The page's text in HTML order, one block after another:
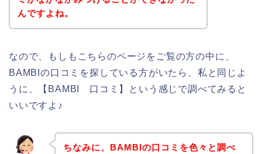
んですよね。
なので、もしもこちらのページをご覧の方の中に、
BAMBIの口コミを探している方がいたら、私と同じよ
うに、【BAMBI 口コミ】という感じで調べてみると
いいですよ♪
ちなみに、BAMBIの口コミを色々と調べ